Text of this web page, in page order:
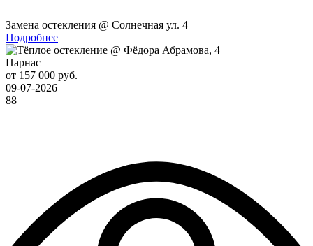
Замена остекления @ Солнечная ул. 4
Подробнее
Парнас
от 157 000 руб.
09-07-2026
88